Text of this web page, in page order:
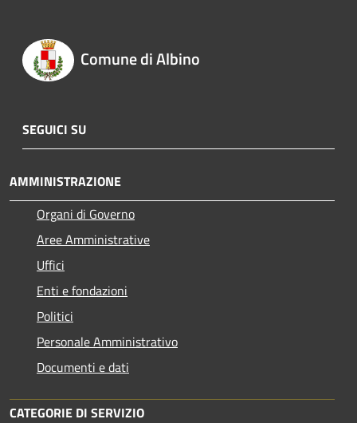
Comune di Albino
SEGUICI SU
AMMINISTRAZIONE
Organi di Governo
Aree Amministrative
Uffici
Enti e fondazioni
Politici
Personale Amministrativo
Documenti e dati
CATEGORIE DI SERVIZIO